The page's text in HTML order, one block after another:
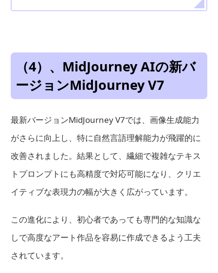
（4）、MidJourney AIの新バ
ージョンMidJourney V7
最新バージョンMidJourney V7では、画像生成能力
がさらに向上し、特に自然言語理解能力が飛躍的に
改善されました。結果として、繊細で複雑なテキス
トプロンプトにも高精度で対応可能になり、クリエ
イティブな表現力の幅が大きく広がっています。
この進化により、初心者であっても専門的な知識な
しで高度なアート作品を容易に作成できるよう工夫
されています。